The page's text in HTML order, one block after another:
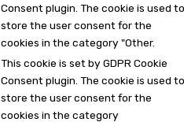
Consent plugin. The cookie is used to
store the user consent for the
cookies in the category "Other.
This cookie is set by GDPR Cookie
Consent plugin. The cookie is used to
store the user consent for the
cookies in the category